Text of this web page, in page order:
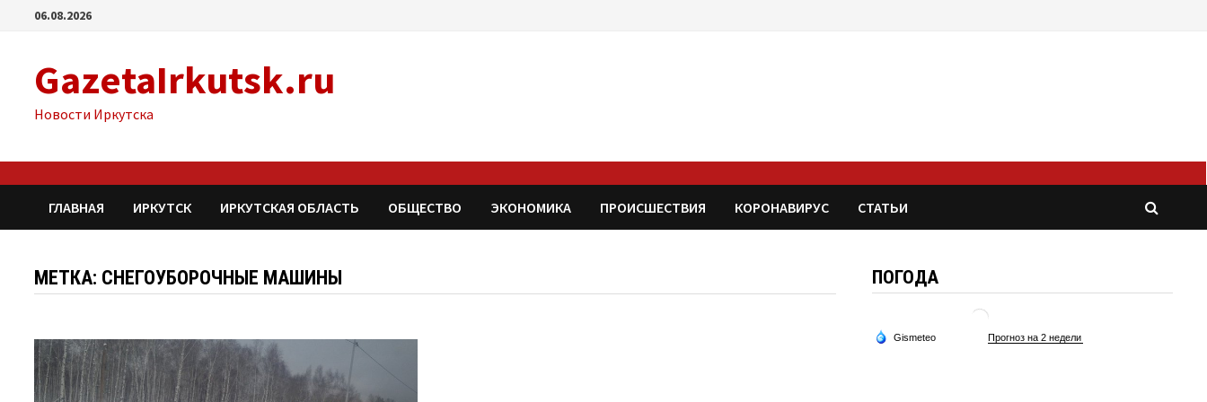
Перейти06.08.2026
GazetaIrkutsk.ru
Новости Иркутска
ГЛАВНАЯ ИРКУТСК ИРКУТСКАЯ ОБЛАСТЬ ОБЩЕСТВО ЭКОНОМИКА ПРОИСШЕСТВИЯ КОРОНАВИРУС СТАТЬИ
МЕТКА: СНЕГОУБОРОЧНЫЕ МАШИНЫ ПОГОДА